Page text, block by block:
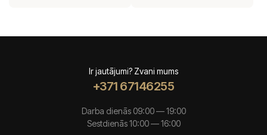
Ir jautājumi? Zvani mums
+371 67146255
Darba dienās 09:00 — 19:00
Sestdienās 10:00 — 16:00